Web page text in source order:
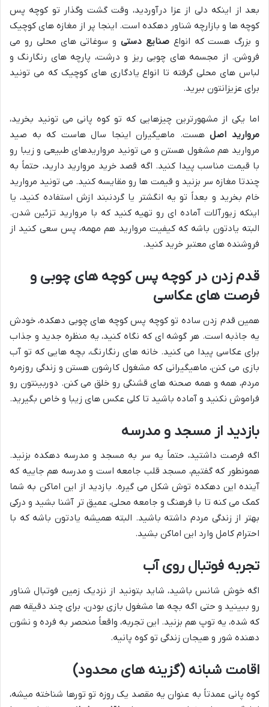
بعد از اینکه دلی از عزا درآوردید، وقت گشت وگذار تو کوچه پس
کوچه ها و بازارچه شناور دهکده است. اینجا پر از مغازه های کوچیک
و بزرگ هست که انواعصنایع دستی و سوغاتی های محلی رو می
فروشن. از مجسمه های چوبی ریز و درشت، پارچه های رنگارنگ و
لباس های محلی گرفته تا انواع یادگاری های کوچیک که می تونید
برای عزیزانتون ببرید.
اما یکی از مشهورترین چیزهایی که تو کوه پانی می تونید بخرید،
مروارید اصلهست. ماهیگیران اینجا سال هاست که به صید
مروارید هم مشغول هستن و می تونید مرواریدهای طبیعی و زیبا رو
با قیمت مناسب پیدا کنید. اگه قصد خرید مروارید دارید، حتماً به
چندتا مغازه سر بزنید و قیمت ها رو مقایسه کنید. می تونید مروارید
خام بخرید و بعداً تو یه انگشتر یا گردنبند ازش استفاده کنید، یا
اینکه زیورآلات آماده ای رو تهیه کنید که با مروارید تزئین شدن.
البته یادتون باشه که کیفیت مروارید هم مهمه، پس سعی کنید از
فروشنده های معتبر خرید کنید.
قدم زدن در کوچه پس کوچه های چوبی و
فرصت های عکاسی
همین قدم زدن ساده تو کوچه پس کوچه های چوبی دهکده، خودش
یه جاذبه است. هر گوشه ای که نگاه کنید، یه منظره جدید و جذاب
برای عکاسی پیدا می کنید. خانه های رنگارنگ، بچه هایی که تو آب
بازی می کنن، ماهیگیرانی که مشغول کارشون هستن و زندگی روزمره
مردم، همه و همه صحنه های قشنگی رو خلق می کنن. دوربینتون رو
فراموش نکنید و آماده باشید تا کلی عکس های زیبا و خاص بگیرید.
بازدید از مسجد و مدرسه
اگه فرصت داشتید، حتماً یه سر به مسجد و مدرسه دهکده بزنید.
همونطور که گفتیم، مسجد قلب جامعه است و مدرسه هم جاییه که
آینده این دهکده توش شکل می گیره. بازدید از این اماکن به شما
کمک می کنه تا با فرهنگ و جامعه محلی، عمیق تر آشنا بشید و درکی
بهتر از زندگی مردم داشته باشید. البته همیشه یادتون باشه که با
احترام کامل وارد این اماکن بشید.
تجربه فوتبال روی آب
اگه خوش شانس باشید، شاید بتونید از نزدیک زمین فوتبال شناور
رو ببینید و حتی اگه بچه ها مشغول بازی بودن، برای چند دقیقه هم
که شده، یه توپ هم بزنید. این تجربه، واقعاً منحصر به فرده و نشون
دهنده شور و هیجان زندگی تو کوه پانیه.
اقامت شبانه (گزینه های محدود)
کوه پانی عمدتاً به عنوان یه مقصد یک روزه تو تورها شناخته میشه،